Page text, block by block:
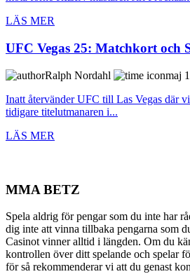
LÄS MER
UFC Vegas 25: Matchkort och
Ralph Nordahl
maj
Inatt återvänder UFC till Las Vegas där
tidigare titelutmanaren i...
LÄS MER
MMA BETZ
Spela aldrig för pengar som du inte har
dig inte att vinna tillbaka pengarna som
Casinot vinner alltid i längden. Om du
kontrollen över ditt spelande och spelar
för så rekommenderar vi att du genast